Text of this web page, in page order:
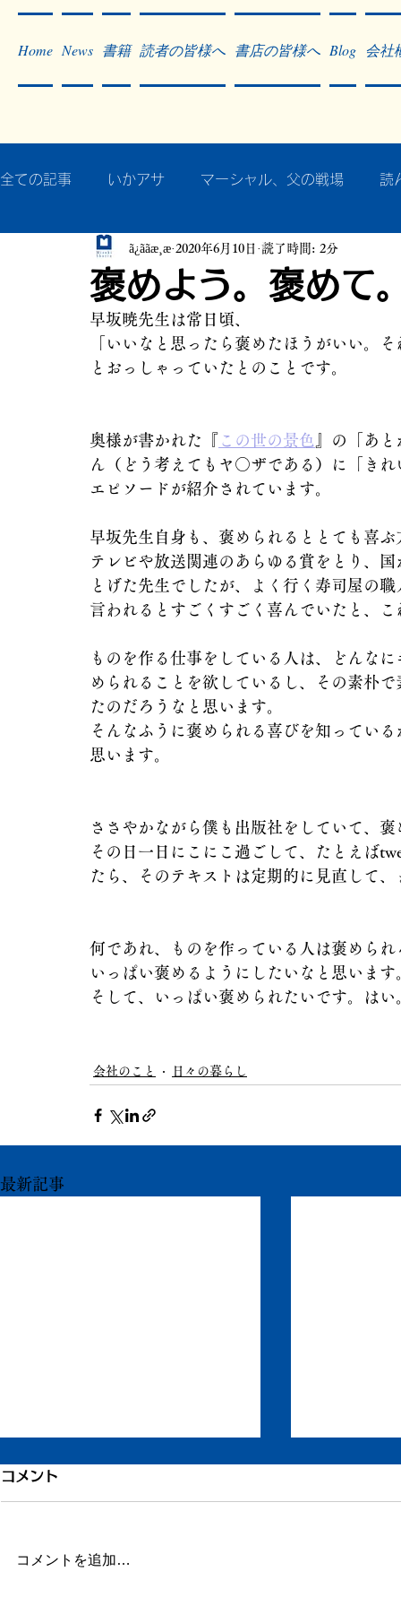
Home News 書籍 読者の皆様へ 書店の皆様へ Blog 会社
全ての記事 いかアサ マーシャル、父の戦場 読
秘蔵写真200枚でたどるアジア・太平洋戦争
作った本・作っている本 記事掲載・広告
褒めよう。褒めて
ã¿ããæ¸æ 2020年6月10日 読了時間: 2分
早坂暁先生は常日頃、
「いいなと思ったら褒めたほうがいい。
とおっしゃっていたとのことです。
奥様が書かれた『 この世の景色 』の「あ
ん（どう考えてもヤ○ザである）に「き
エピソードが紹介されています。
早坂先生自身も、褒められるととても喜
テレビや放送関連のあらゆる賞をとり、
とげた先生でしたが、よく行く寿司屋の
言われるとすごくすごく喜んでいたと、
ものを作る仕事をしている人は、どんな
められることを欲しているし、その素朴
たのだろうなと思います。
そんなふうに褒められる喜びを知ってい
思います。
ささやかながら僕も出版社をしていて、
その日一日にこにこ過ごして、たとえば
たら、そのテキストは定期的に見直して
何であれ、ものを作っている人は褒めら
いっぱい褒めるようにしたいなと思います
そして、いっぱい褒められたいです。はい
会社のこと 日々の暮らし
最新記事
もう一度ちからを
ん。 ただ自宅に戻り、療養して
コメント
コメントを追加…